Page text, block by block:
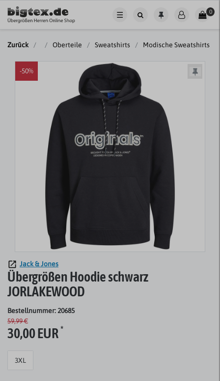
☰ 0
Zurück Oberteile Sweatshirts Modische Sweatshirts
-50%
Jack & Jones
Übergrößen Hoodie schwarz
JORLAKEWOOD
Bestellnummer: 20685
59,99 €
30,00 EUR*
3XL